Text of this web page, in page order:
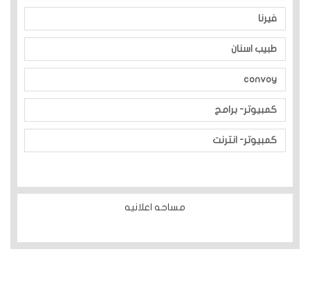
فيرنا
طبيب اسنان
convoy
كمبيوتر- برامج
كمبيوتر- انترنت
مساحه اعلانيه